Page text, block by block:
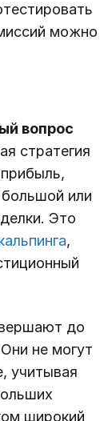
можно
вопрос
стратегия
или
Это
,
до
не могут
учитывая
широкий